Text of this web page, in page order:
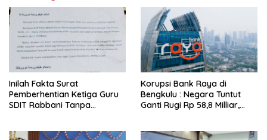
Inilah Fakta Surat
Pemberhentian Ketiga Guru
SDIT Rabbani Tanpa
Korupsi Bank Raya di
Bengkulu : Negara Tuntut
Ganti Rugi Rp 58,8 Milliar,